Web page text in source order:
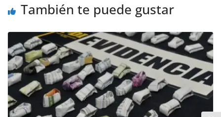
También te puede gustar